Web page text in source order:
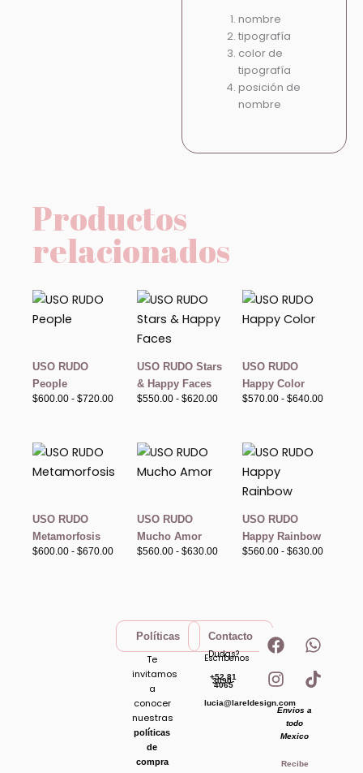
nombre
tipografía
color de
tipografía
posición de
nombre
Productos
relacionados
USO RUDO
People
$600.00 - $720.00
Rango
precios:
$600.00
$720.00USO RUDO Stars
& Happy Faces
$550.00 - $620.00
Rango
precios:
$620.00USO RUDO
Happy Color
$570.00 - $640.00
USO RUDO
Metamorfosis
$600.00 - $670.00
Rango
precios:
$670.00USO RUDO
Mucho Amor
$560.00 - $630.00
Rango
precios:
$560.00
$630.00USO RUDO
Happy Rainbow
$560.00 - $630.00
Políticas
Te
invitamos
a
conocer
nuestras
políticas
de
compra
Contacto
Dudas?
Escribenos
+52 81
3090-
4065
lucia@lareldesign.com
F
a
c
e
b
o
o
k
W
h
a
t
I
n
s
t
a
g
r
a
T
i
k
t
Envios a
todo
Mexico
Recibe